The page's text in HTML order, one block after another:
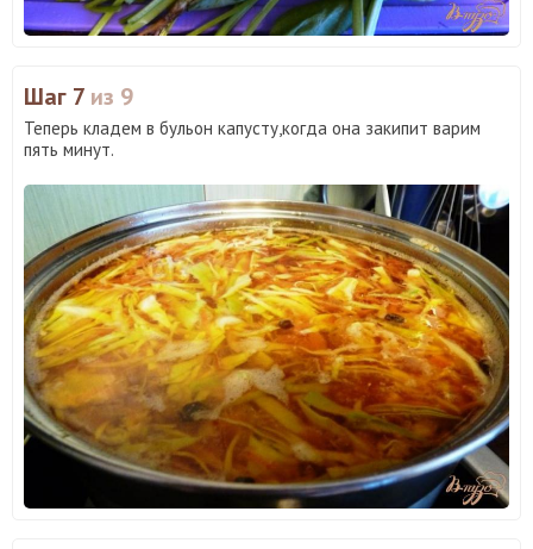
Шаг 7 из 9
Теперь кладем в бульон капусту,когда она закипит варим
пять минут.